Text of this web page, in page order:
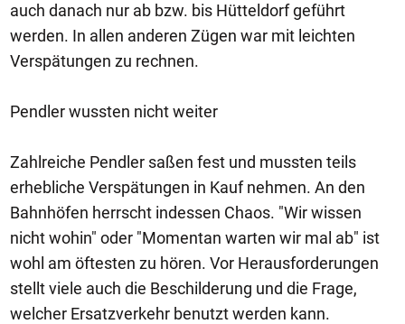
auch danach nur ab bzw. bis Hütteldorf geführt
werden. In allen anderen Zügen war mit leichten
Verspätungen zu rechnen.
Pendler wussten nicht weiter
Zahlreiche Pendler saßen fest und mussten teils
erhebliche Verspätungen in Kauf nehmen. An den
Bahnhöfen herrscht indessen Chaos. "Wir wissen
nicht wohin" oder "Momentan warten wir mal ab" ist
wohl am öftesten zu hören. Vor Herausforderungen
stellt viele auch die Beschilderung und die Frage,
welcher Ersatzverkehr benutzt werden kann.